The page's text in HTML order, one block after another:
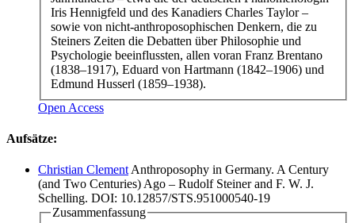
Iris Hennigfeld und des Kanadiers Charles Taylor –
sowie von nicht-anthroposophischen Denkern, die zu
Steiners Zeiten die Debatten über Philosophie und
Psychologie beeinflussten, allen voran Franz Brentano
(1838–1917), Eduard von Hartmann (1842–1906) und
Edmund Husserl (1859–1938).
Open Access
Aufsätze:
Christian Clement Anthroposophy in Germany. A Century
(and Two Centuries) Ago – Rudolf Steiner and F. W. J.
Schelling. DOI: 10.12857/STS.951000540-19
Zusammenfassung